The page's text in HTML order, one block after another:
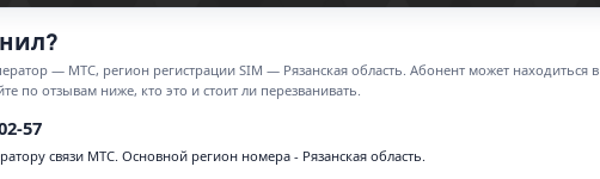
— МТС, регион регистрации SIM — Рязанская область. Абонент может находиться в
по отзывам ниже, кто это и стоит ли перезванивать.
57
связи МТС. Основной регион номера - Рязанская область.